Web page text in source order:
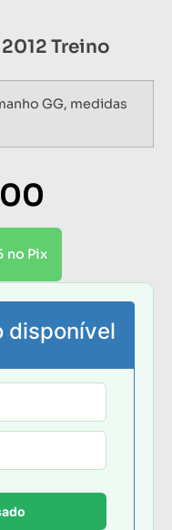
Treino
GG, medidas
no Pix
disponível